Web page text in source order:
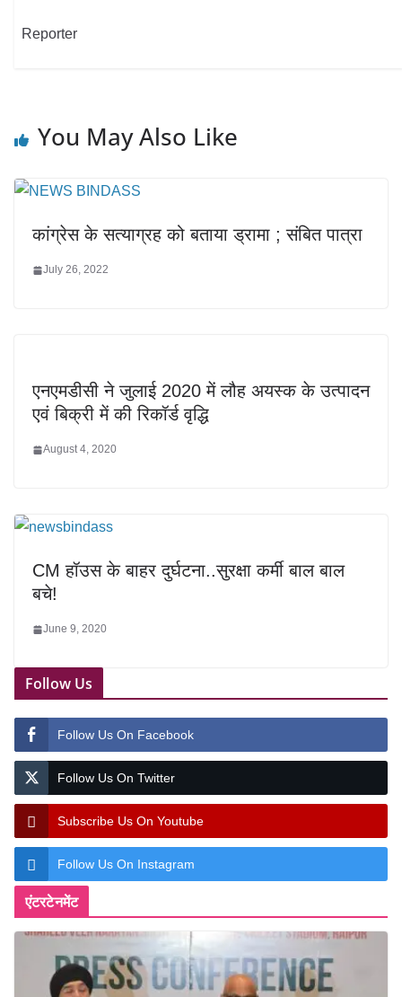
Reporter
You May Also Like
कांग्रेस के सत्‍याग्रह को बताया ड्रामा ; संबित पात्रा
July 26, 2022
एनएमडीसी ने जुलाई 2020 में लौह अयस्क के उत्पादन
एवं बिक्री में की रिकॉर्ड वृद्धि
August 4, 2020
CM हॉउस के बाहर दुर्घटना..सुरक्षा कर्मी बाल बाल
बचे!
June 9, 2020
Follow Us
Follow Us On Facebook
Follow Us On Twitter
Subscribe Us On Youtube
Follow Us On Instagram
एंटरटेनमेंट